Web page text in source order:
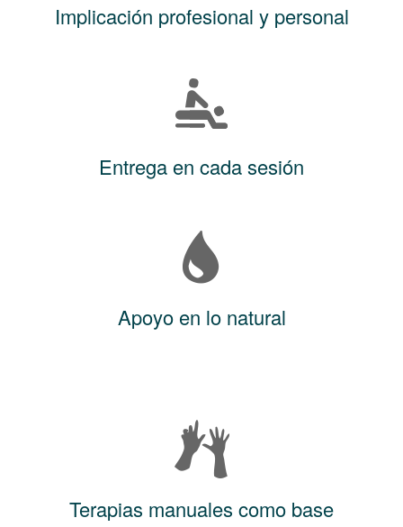
Implicación profesional y personal
Entrega en cada sesión
Apoyo en lo natural
Terapias manuales como base